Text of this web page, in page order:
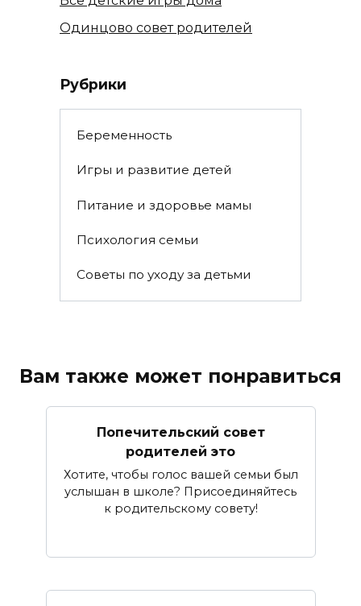
Одинцово совет родителей
Рубрики
Беременность
Игры и развитие детей
Питание и здоровье мамы
Психология семьи
Советы по уходу за детьми
Вам также может понравиться
Попечительский совет
родителей это
Хотите, чтобы голос вашей семьи был
услышан в школе? Присоединяйтесь
к родительскому совету!